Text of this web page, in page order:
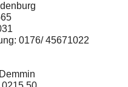
0176/ 45671022